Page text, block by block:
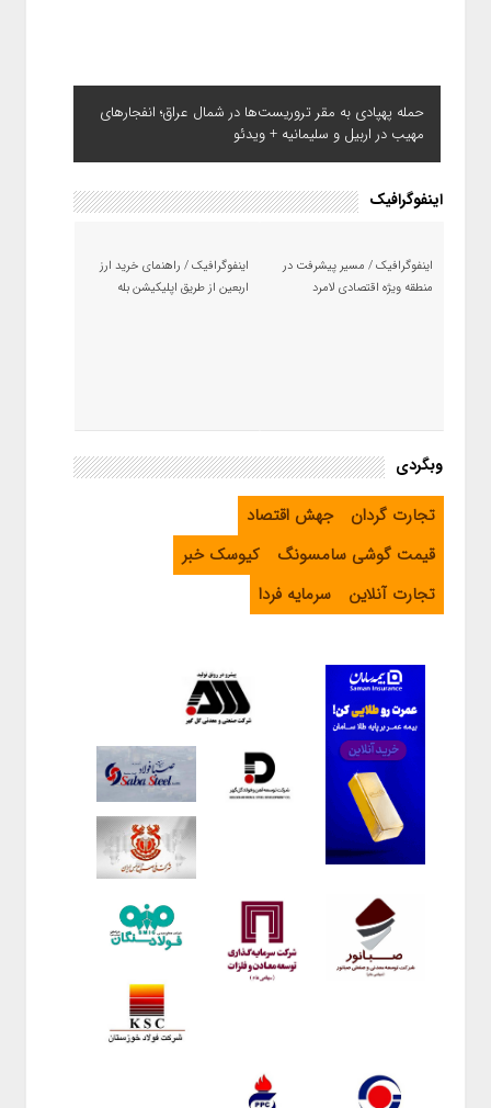
حمله پهپادی به مقر تروریست‌ها در شمال عراق؛ انفجارهای
مهیب در اربیل و سلیمانیه + ویدئو
اینفوگرافیک
اینفوگرافیک / مسیر پیشرفت در
منطقه ویژه اقتصادی لامرد
اینفوگرافیک / راهنمای خرید ارز
اربعین از طریق اپلیکیشن بله
وبگردی
تجارت گردان
جهش اقتصاد
قیمت گوشی سامسونگ
کیوسک خبر
تجارت آنلاین
سرمایه فردا